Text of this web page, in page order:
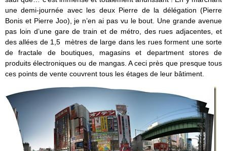
une demi-journée avec les deux Pierre de la délégation (Pierre
Bonis et Pierre Joo), je n’en ai pas vu le bout. Une grande avenue
pas loin d’une gare de train et de métro, des rues adjacentes, et
des allées de 1,5 mètres de large dans les rues forment une sorte
de fractale de boutiques, magasins et department stores de
produits électroniques ou de mangas. A ceci près que presque tous
ces points de vente couvrent tous les étages de leur bâtiment.